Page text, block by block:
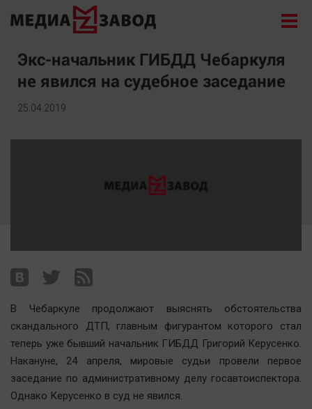
Новости
Экономика
Происшествия
Поиск
Наша победа
Общество
Политика
Экономика
Экс-начальник ГИБДД Чебаркуля
не явился на судебное заседание
25.04.2019
В Чебаркуле продолжают выяснять обстоятельства
скандального ДТП, главным фигурантом которого стал
теперь уже бывший начальник ГИБДД Григорий Керусенко.
Накануне, 24 апреля, мировые судьи провели первое
заседание по административному делу госавтоиспектора.
Однако Керусенко в суд не явился.